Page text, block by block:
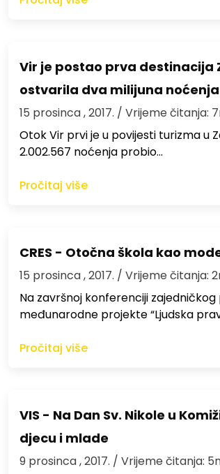
Vir je postao prva destinacija
ostvarila dva milijuna noćenja
15 prosinca , 2017. / Vrijeme čitanja:
Otok Vir prvi je u povijesti turizma u
2.002.567 noćenja probio…
Pročitaj više
CRES - Otočna škola kao
15 prosinca , 2017. / Vrijeme čitanja:
Na završnoj konferenciji
međunarodne projekte “Ljudska
Pročitaj više
VIS - Na Dan Sv. Nikole u
djecu i mlade
9 prosinca , 2017. / Vrijeme čitanja: